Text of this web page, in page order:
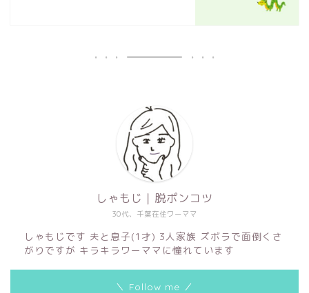
30代、千葉在住ワーママ
しゃもじ｜脱ポンコツ
しゃもじです 夫と息子(1才) 3人家族 ズボラで面倒くさ
がりですが キラキラワーママに憧れています
＼ Follow me ／